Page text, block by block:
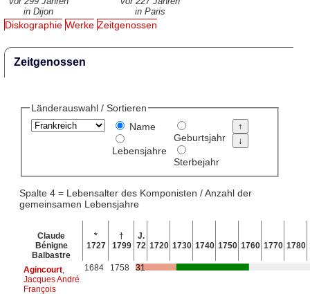
in Dijon
in Paris
Diskographie Werke Zeitgenossen
Zeitgenossen
Länderauswahl / Sortieren
Name
Lebensjahre
Geburtsjahr
Sterbejahr
Spalte 4 = Lebensalter des Komponisten / Anzahl der
gemeinsamen Lebensjahre
Claude
Bénigne
Balbastre
*
1727
†
1799
J.
72 1720 1730 1740 1750 1760 1770 1780
Agincourt,
Jacques André
François
1684 1758 31